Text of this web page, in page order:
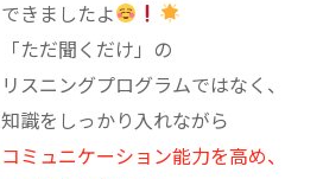
できましたよ
「ただ聞くだけ」の
リスニングプログラムではなく、
知識をしっかり入れながら
コミュニケーション能力を高め、